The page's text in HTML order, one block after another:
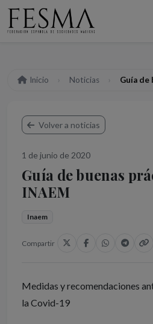
Inicio Noticias Guía de
Volver a noticias
1 de junio de 2020
Guía de buenas
INAEM
Inaem
Compartir
Medidas y recomendaciones
la Covid-19